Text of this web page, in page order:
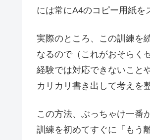
には常にA4のコピー用紙を
実際のところ、この訓練を
なるので（これがおそらく
経験では対応できないこと
カリカリ書き出して考えを
この方法、ぶっちゃけ一番
訓練を初めてすぐに「もう